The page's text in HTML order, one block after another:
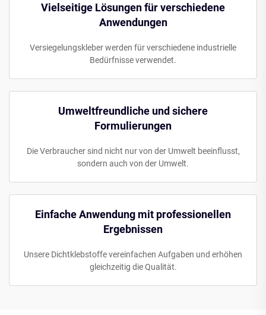
Vielseitige Lösungen für verschiedene
Anwendungen
Versiegelungskleber werden für verschiedene industrielle
Bedürfnisse verwendet.
Umweltfreundliche und sichere
Formulierungen
Die Verbraucher sind nicht nur von der Umwelt beeinflusst,
sondern auch von der Umwelt.
Einfache Anwendung mit professionellen
Ergebnissen
Unsere Dichtklebstoffe vereinfachen Aufgaben und erhöhen
gleichzeitig die Qualität.